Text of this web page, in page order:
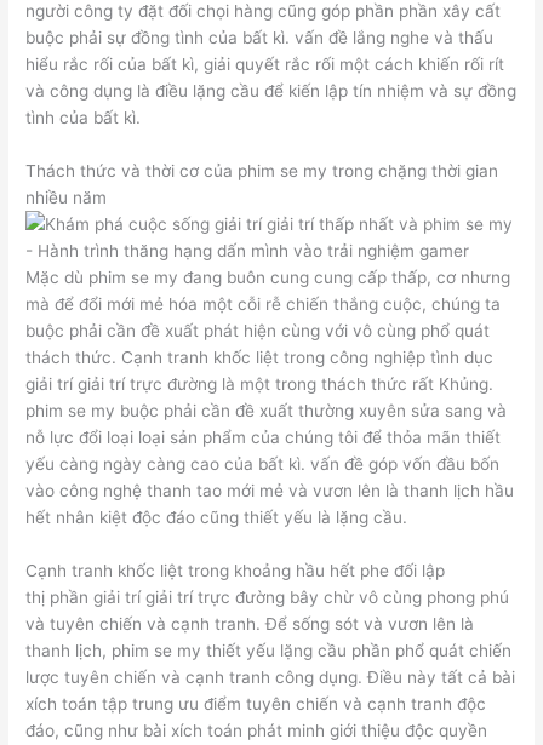
người công ty đặt đối chọi hàng cũng góp phần phần xây cất
buộc phải sự đồng tình của bất kì. vấn đề lắng nghe và thấu
hiểu rắc rối của bất kì, giải quyết rắc rối một cách khiến rối rít
và công dụng là điều lặng cầu để kiến lập tín nhiệm và sự đồng
tình của bất kì.
Thách thức và thời cơ của phim se my trong chặng thời gian
nhiều năm
Mặc dù phim se my đang buôn cung cung cấp thấp, cơ nhưng
mà để đổi mới mẻ hóa một cỗi rễ chiến thắng cuộc, chúng ta
buộc phải cần đề xuất phát hiện cùng với vô cùng phổ quát
thách thức. Cạnh tranh khốc liệt trong công nghiệp tình dục
giải trí giải trí trực đường là một trong thách thức rất Khủng.
phim se my buộc phải cần đề xuất thường xuyên sửa sang và
nỗ lực đổi loại loại sản phẩm của chúng tôi để thỏa mãn thiết
yếu càng ngày càng cao của bất kì. vấn đề góp vốn đầu bốn
vào công nghệ thanh tao mới mẻ và vươn lên là thanh lịch hầu
hết nhân kiệt độc đáo cũng thiết yếu là lặng cầu.
Cạnh tranh khốc liệt trong khoảng hầu hết phe đối lập
thị phần giải trí giải trí trực đường bây chừ vô cùng phong phú
và tuyên chiến và cạnh tranh. Để sống sót và vươn lên là
thanh lịch, phim se my thiết yếu lặng cầu phần phổ quát chiến
lược tuyên chiến và cạnh tranh công dụng. Điều này tất cả bài
xích toán tập trung ưu điểm tuyên chiến và cạnh tranh độc
đáo, cũng như bài xích toán phát minh giới thiệu độc quyền